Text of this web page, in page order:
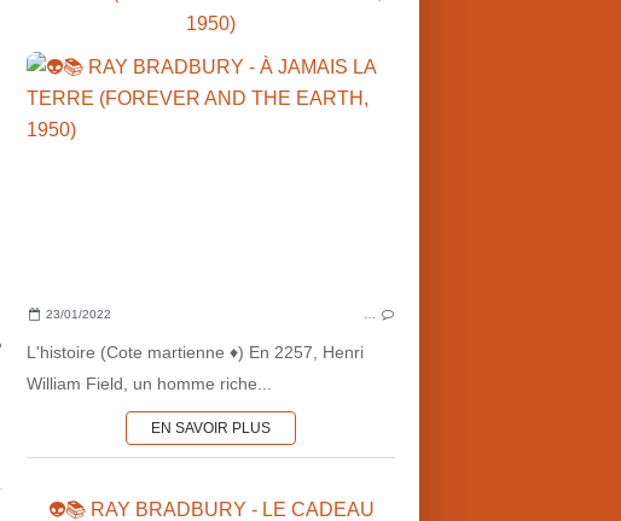
1950)
23/01/2022
L'histoire (Cote martienne ♦) En 2257, Henri
William Field, un homme riche...
EN SAVOIR PLUS
♥ COUP DE COEUR
MARS•NOUVELLES
👽📚 RAY BRADBURY - LE CADEAU